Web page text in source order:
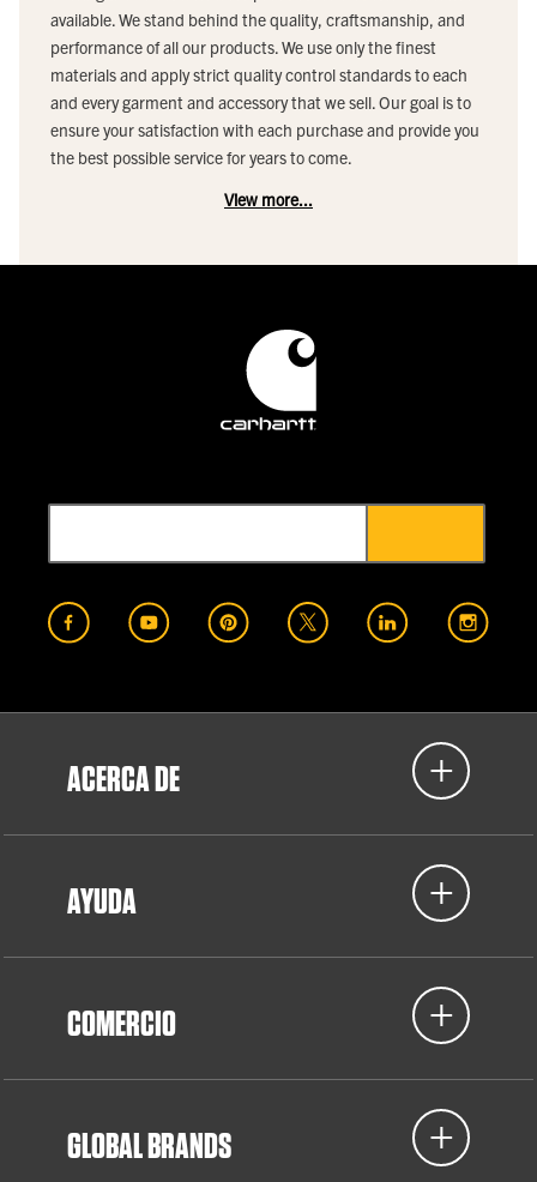
available. We stand behind the quality, craftsmanship, and
performance of all our products. We use only the finest
materials and apply strict quality control standards to each
and every garment and accessory that we sell. Our goal is to
ensure your satisfaction with each purchase and provide you
the best possible service for years to come.
View more...
ACERCA DE
AYUDA
COMERCIO
GLOBAL BRANDS